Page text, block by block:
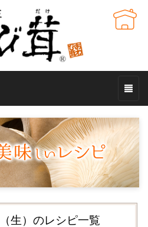
生）のレシピ一覧